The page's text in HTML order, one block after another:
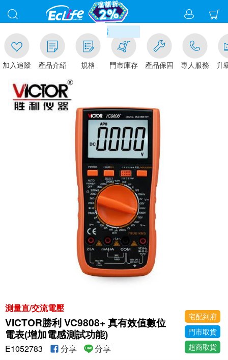
加入追蹤 產品介紹 規格
滿千元門市取貨現折1%(部分
門市庫存 產品保固 專人服務 升
測量直/交流電壓
VICTOR勝利 VC9808+ 真有效值數位
電表(增加電感測試功能)
宅配到府
門市取貨
超商取貨
E1052783 分享 分享